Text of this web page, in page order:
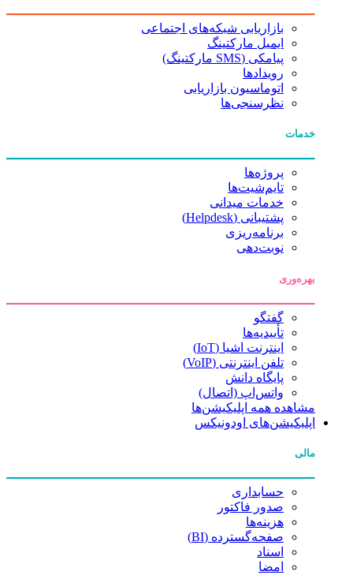
بازاریابی شبکه‌های اجتماعی
ایمیل مارکتینگ
پیامکی (SMS مارکتینگ)
رویدادها
اتوماسیون بازاریابی
نظرسنجی‌ها
خدمات
پروژه‌ها
تایم‌شیت‌ها
خدمات میدانی
پشتیبانی (Helpdesk)
برنامه‌ریزی
نوبت‌دهی
بهره‌وری
گفتگو
تأییدیه‌ها
اینترنت اشیا (IoT)
تلفن اینترنتی (VoIP)
پایگاه دانش
واتس‌اپ (اتصال)
مشاهده همه اپلیکیشن‌ها
اپلیکیشن‌های اودونیکس
مالی
حسابداری
صدور فاکتور
هزینه‌ها
صفحه‌گسترده (BI)
اسناد
امضا